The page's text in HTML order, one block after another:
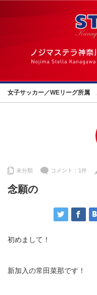
女子サッカー／WEリーグ所属
未分類 コメント：1件
念願の
初めまして！
新加入の常田菜那です！